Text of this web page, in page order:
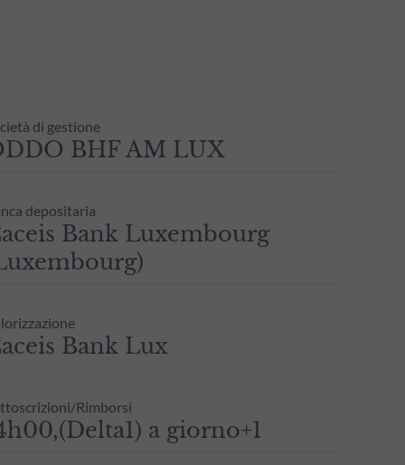
di gestione
BHF AM LUX
depositaria
Bank Luxembourg
Bank Lux
Rimborsi
a giorno+1